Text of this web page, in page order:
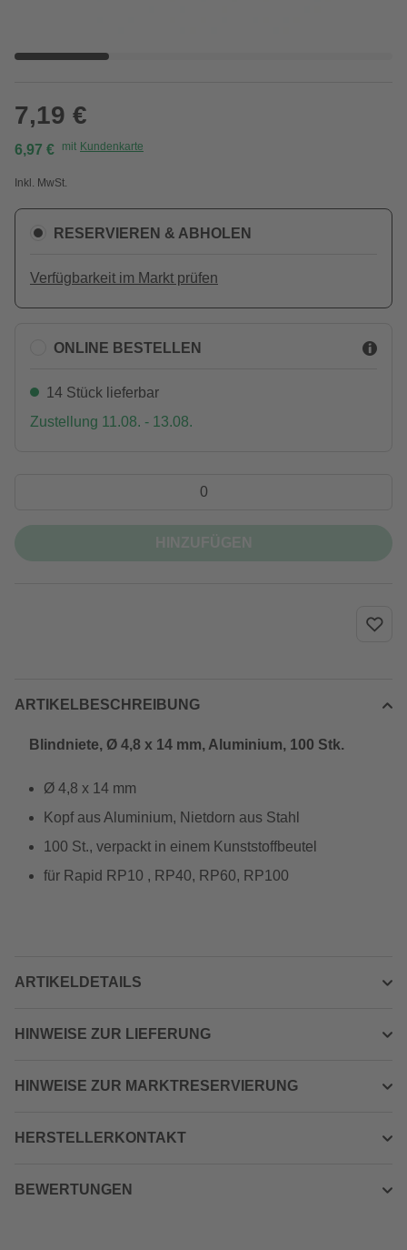
7,19 €
6,97 € mit Kundenkarte
Inkl. MwSt.
RESERVIEREN & ABHOLEN
Verfügbarkeit im Markt prüfen
ONLINE BESTELLEN
14 Stück lieferbar
Zustellung 11.08. - 13.08.
ARTIKELBESCHREIBUNG
Blindniete, Ø 4,8 x 14 mm, Aluminium, 100 Stk.
Ø 4,8 x 14 mm
Kopf aus Aluminium, Nietdorn aus Stahl
100 St., verpackt in einem Kunststoffbeutel
für Rapid RP10 , RP40, RP60, RP100
ARTIKELDETAILS
HINWEISE ZUR LIEFERUNG
HINWEISE ZUR MARKTRESERVIERUNG
HERSTELLERKONTAKT
BEWERTUNGEN